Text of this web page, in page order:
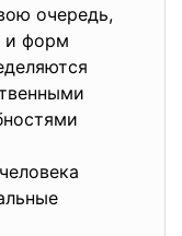
очередь,
и форм